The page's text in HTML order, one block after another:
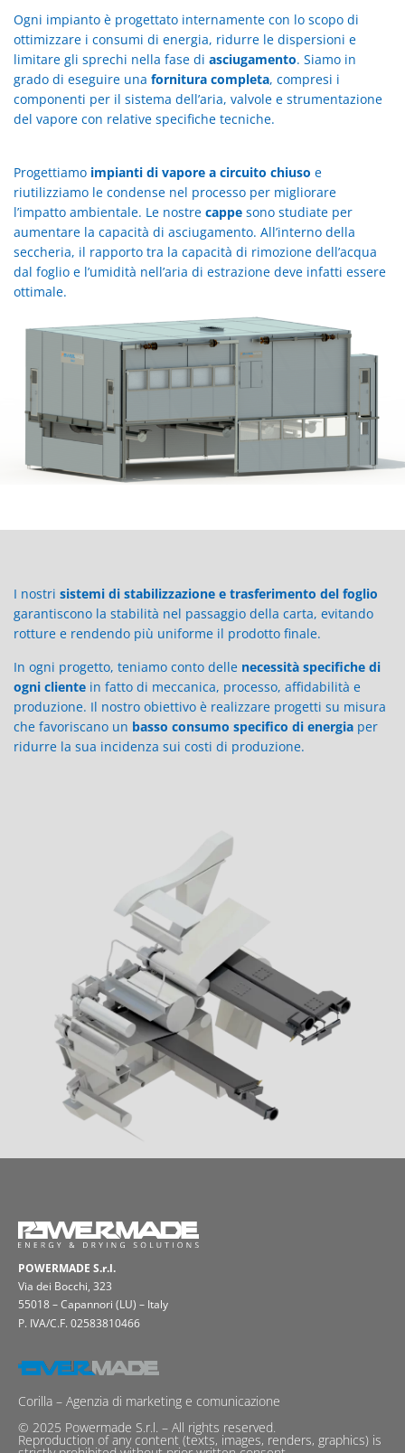
Ogni impianto è progettato internamente con lo scopo di
ottimizzare i consumi di energia, ridurre le dispersioni e
limitare gli sprechi nella fase di asciugamento. Siamo in
grado di eseguire una fornitura completa, compresi i
componenti per il sistema dell’aria, valvole e strumentazione
del vapore con relative specifiche tecniche.
Progettiamo impianti di vapore a circuito chiuso e
riutilizziamo le condense nel processo per migliorare
l’impatto ambientale. Le nostre cappe sono studiate per
aumentare la capacità di asciugamento. All’interno della
seccheria, il rapporto tra la capacità di rimozione dell’acqua
dal foglio e l’umidità nell’aria di estrazione deve infatti essere
ottimale.
I nostri sistemi di stabilizzazione e trasferimento del foglio
garantiscono la stabilità nel passaggio della carta, evitando
rotture e rendendo più uniforme il prodotto finale.
In ogni progetto, teniamo conto delle necessità specifiche di
ogni cliente in fatto di meccanica, processo, affidabilità e
produzione. Il nostro obiettivo è realizzare progetti su misura
che favoriscano un basso consumo specifico di energia per
ridurre la sua incidenza sui costi di produzione.
POWERMADE S.r.l.
Via dei Bocchi, 323
55018 – Capannori (LU) – Italy
P. IVA/C.F. 02583810466
Corilla – Agenzia di marketing e comunicazione
© 2025 Powermade S.r.l. – All rights reserved.
Reproduction of any content (texts, images, renders, graphics) is